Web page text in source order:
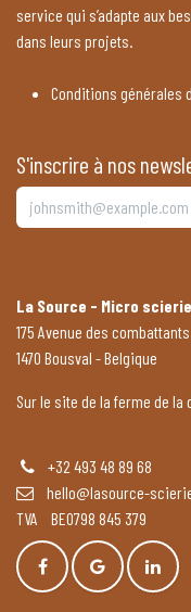
service qui s’adapte aux
dans leurs projets.
Conditions générales
S'inscrire à nos
La Source - Micro
175 Avenue des combattants
1470 Bousval - Belgique
Sur le site de la ferme de
+32 493 48 89 68
hello@lasource-
TVA BE0798 845 379